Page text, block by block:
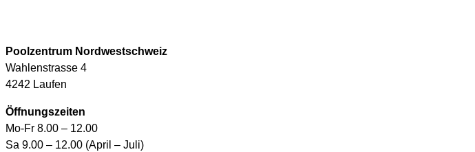
Poolzentrum Nordwestschweiz
Wahlenstrasse 4
4242 Laufen
Öffnungszeiten
Mo-Fr 8.00 – 12.00
Sa 9.00 – 12.00 (April – Juli)